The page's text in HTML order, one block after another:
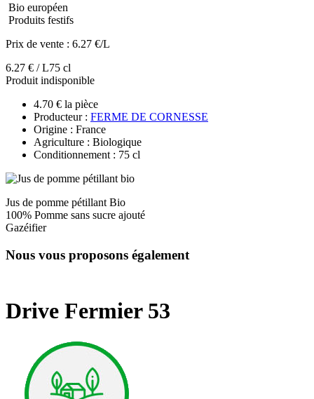
Bio européen
Produits festifs
Prix de vente : 6.27 €/L
6.27 € / L75 cl
Produit indisponible
4.70 € la pièce
Producteur : FERME DE CORNESSE
Origine : France
Agriculture : Biologique
Conditionnement : 75 cl
Jus de pomme pétillant Bio
100% Pomme sans sucre ajouté
Gazéifier
Nous vous proposons également
Drive Fermier 53